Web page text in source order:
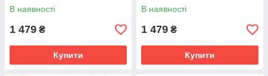
В наявності
1 479 ₴
Купити
В наявності
1 479 ₴
Купити